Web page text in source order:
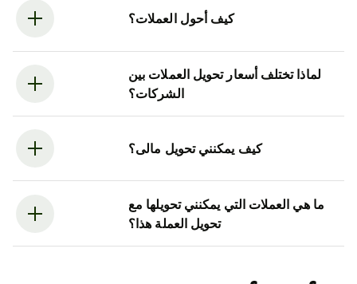
كيف أحول العملات؟
لماذا تختلف أسعار تحويل العملات بين
الشركات؟
كيف يمكنني تحويل مالى؟
ما هي العملات التي يمكنني تحويلها مع
تحويل العملة هذا؟